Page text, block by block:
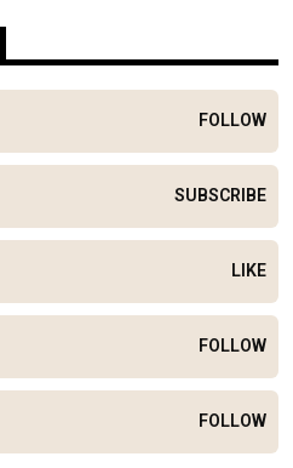
FOLLOW
SUBSCRIBE
LIKE
FOLLOW
FOLLOW